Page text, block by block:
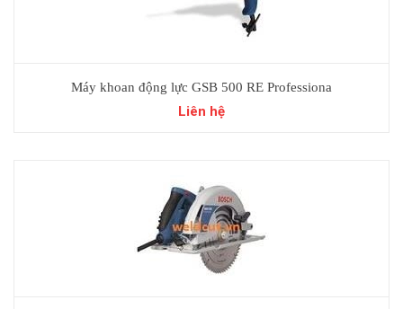
Máy khoan động lực GSB 500 RE Professiona
Liên hệ